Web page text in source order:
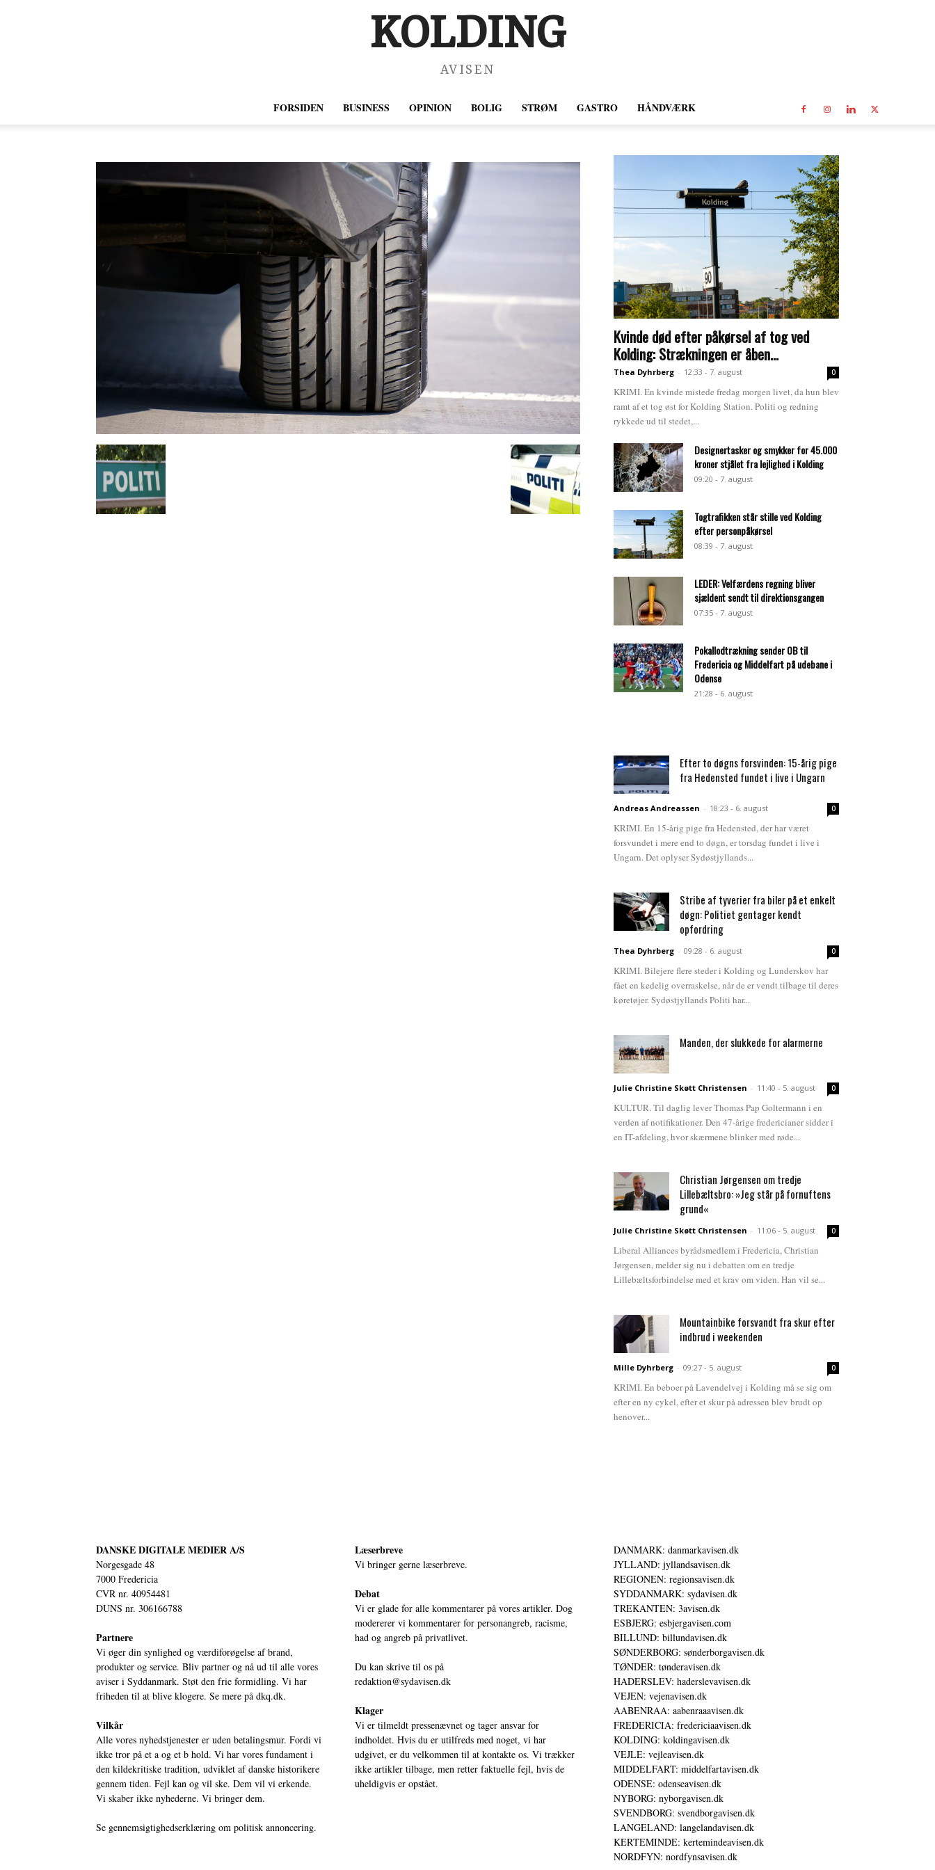
KOLDING
AVISEN
FORSIDEN BUSINESS OPINION BOLIG STRØM GASTRO HÅNDVÆRK
Kvinde død efter påkørsel af tog ved
Kolding: Strækningen er åben...
Thea Dyhrberg - 12:33 - 7. august 0
KRIMI. En kvinde mistede fredag morgen livet, da hun blev
ramt af et tog øst for Kolding Station. Politi og redning
rykkede ud til stedet,...
Designertasker og smykker for 45.000
kroner stjålet fra lejlighed i Kolding
09:20 - 7. august
Togtrafikken står stille ved Kolding
efter personpåkørsel
08:39 - 7. august
LEDER: Velfærdens regning bliver
sjældent sendt til direktionsgangen
07:35 - 7. august
Pokallodtrækning sender OB til
Fredericia og Middelfart på udebane i
Odense
21:28 - 6. august
Efter to døgns forsvinden: 15-årig pige
fra Hedensted fundet i live i Ungarn
Andreas Andreassen - 18:23 - 6. august 0
KRIMI. En 15-årig pige fra Hedensted, der har været
forsvundet i mere end to døgn, er torsdag fundet i live i
Ungarn. Det oplyser Sydøstjyllands...
Stribe af tyverier fra biler på et enkelt
døgn: Politiet gentager kendt
opfordring
Thea Dyhrberg - 09:28 - 6. august 0
KRIMI. Bilejere flere steder i Kolding og Lunderskov har
fået en kedelig overraskelse, når de er vendt tilbage til deres
køretøjer. Sydøstjyllands Politi har...
Manden, der slukkede for alarmerne
Julie Christine Skøtt Christensen - 11:40 - 5. august 0
KULTUR. Til daglig lever Thomas Pap Goltermann i en
verden af notifikationer. Den 47-årige fredericianer sidder i
en IT-afdeling, hvor skærmene blinker med røde...
Christian Jørgensen om tredje
Lillebæltsbro: »Jeg står på fornuftens
grund«
Julie Christine Skøtt Christensen - 11:06 - 5. august 0
Liberal Alliances byrådsmedlem i Fredericia, Christian
Jørgensen, melder sig nu i debatten om en tredje
Lillebæltsforbindelse med et krav om viden. Han vil se...
Mountainbike forsvandt fra skur efter
indbrud i weekenden
Mille Dyhrberg - 09:27 - 5. august 0
KRIMI. En beboer på Lavendelvej i Kolding må se sig om
efter en ny cykel, efter et skur på adressen blev brudt op
henover...
DANSKE DIGITALE MEDIER A/S
Norgesgade 48
7000 Fredericia
CVR nr. 40954481
DUNS nr. 306166788
Partnere
Vi øger din synlighed og værdiforøgelse af brand,
produkter og service. Bliv partner og nå ud til alle vores
aviser i Syddanmark. Støt den frie formidling. Vi har
friheden til at blive klogere. Se mere på dkq.dk.
Vilkår
Alle vores nyhedstjenester er uden betalingsmur. Fordi vi
ikke tror på et a og et b hold. Vi har vores fundament i
den kildekritiske tradition, udviklet af danske historikere
gennem tiden. Fejl kan og vil ske. Dem vil vi erkende.
Vi skaber ikke nyhederne. Vi bringer dem.
Se gennemsigtighedserklæring om politisk annoncering.
Læserbreve
Vi bringer gerne læserbreve.
Debat
Vi er glade for alle kommentarer på vores artikler. Dog
modererer vi kommentarer for personangreb, racisme,
had og angreb på privatlivet.
Du kan skrive til os på
redaktion@sydavisen.dk
Klager
Vi er tilmeldt pressenævnet og tager ansvar for
indholdet. Hvis du er utilfreds med noget, vi har
udgivet, er du velkommen til at kontakte os. Vi trækker
ikke artikler tilbage, men retter faktuelle fejl, hvis de
uheldigvis er opstået.
DANMARK: danmarkavisen.dk
JYLLAND: jyllandsavisen.dk
REGIONEN: regionsavisen.dk
SYDDANMARK: sydavisen.dk
TREKANTEN: 3avisen.dk
ESBJERG: esbjergavisen.com
BILLUND: billundavisen.dk
SØNDERBORG: sønderborgavisen.dk
TØNDER: tønderavisen.dk
HADERSLEV: haderslevavisen.dk
VEJEN: vejenavisen.dk
AABENRAA: aabenraaavisen.dk
FREDERICIA: fredericiaavisen.dk
KOLDING: koldingavisen.dk
VEJLE: vejleavisen.dk
MIDDELFART: middelfartavisen.dk
ODENSE: odenseavisen.dk
NYBORG: nyborgavisen.dk
SVENDBORG: svendborgavisen.dk
LANGELAND: langelandavisen.dk
KERTEMINDE: kertemindeavisen.dk
NORDFYN: nordfynsavisen.dk